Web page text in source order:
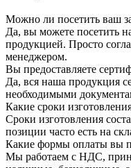
Можно ли посетить ваш
Да, вы можете посетить
продукцией. Просто
менеджером.
Вы предоставляете
Да, вся наша продукция
необходимыми
Какие сроки
Сроки изготовления
позиции часто есть на
Какие формы оплаты вы
Мы работаем с НДС,